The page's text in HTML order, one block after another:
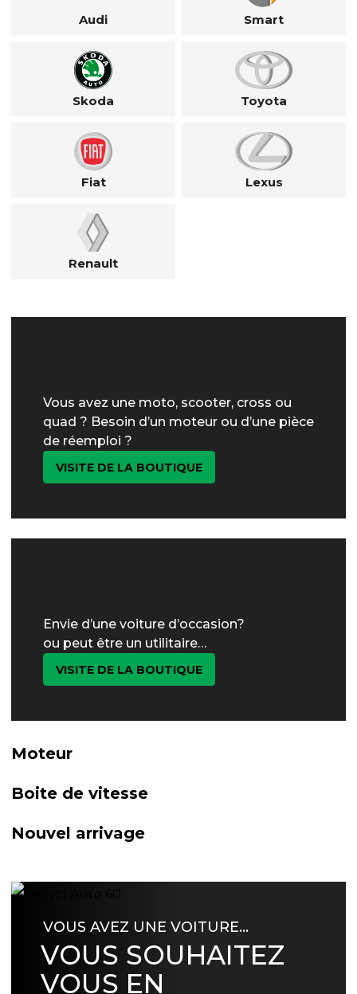
Audi Smart
Skoda Toyota
Fiat Lexus
Renault
Vous avez une moto, scooter, cross ou
quad ? Besoin d’un moteur ou d’une pièce
de réemploi ?
VISITE DE LA BOUTIQUE
Envie d’une voiture d’occasion?
ou peut être un utilitaire…
VISITE DE LA BOUTIQUE
Moteur
Boite de vitesse
Nouvel arrivage
VOUS AVEZ UNE VOITURE…
VOUS SOUHAITEZ
VOUS EN